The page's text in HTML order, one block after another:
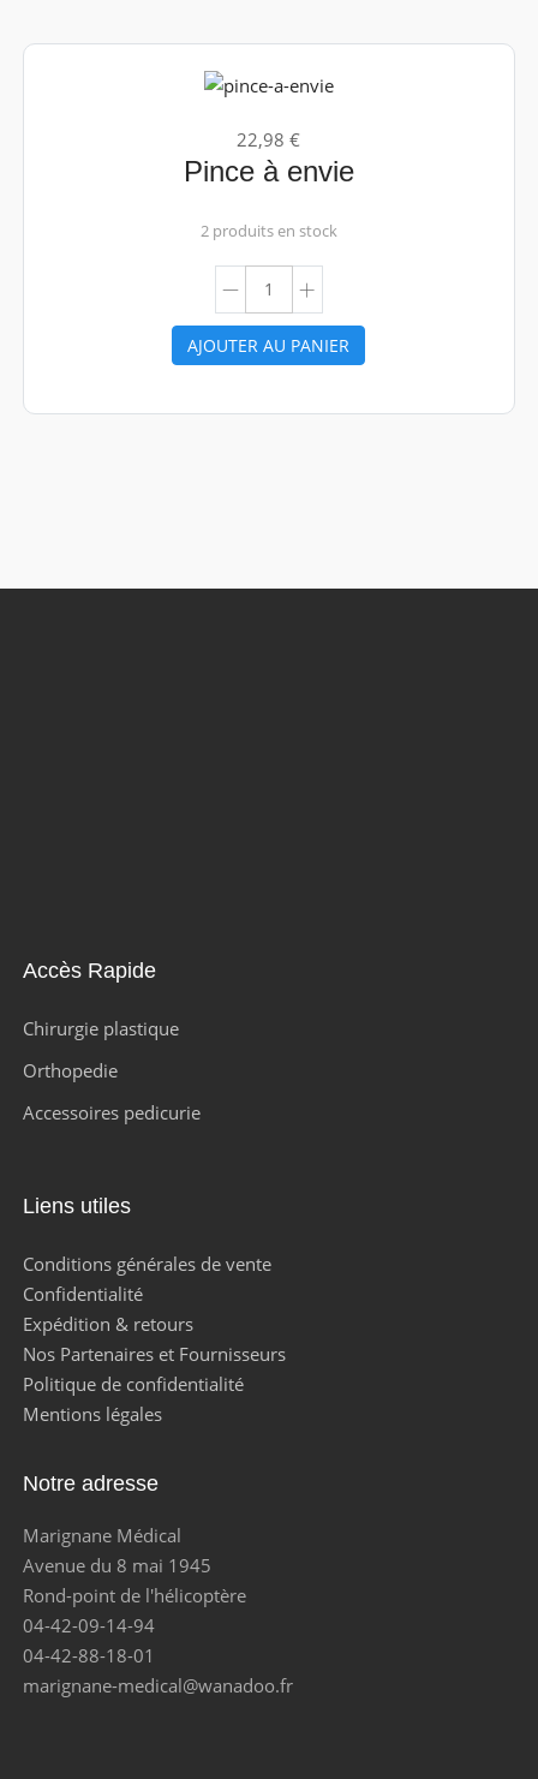
22,98 €
Pince à envie
2 produits en stock
AJOUTER AU PANIER
Accès Rapide
Chirurgie plastique
Orthopedie
Accessoires pedicurie
Liens utiles
Conditions générales de vente
Confidentialité
Expédition & retours
Nos Partenaires et Fournisseurs
Politique de confidentialité
Mentions légales
Notre adresse
Marignane Médical
Avenue du 8 mai 1945
Rond-point de l'hélicoptère
04-42-09-14-94
04-42-88-18-01
marignane-medical@wanadoo.fr